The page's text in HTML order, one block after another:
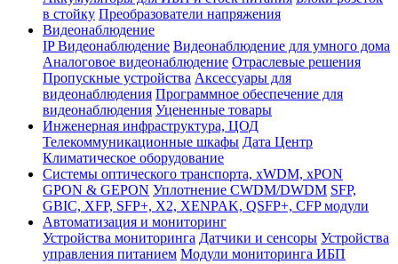
в стойку Преобразователи напряжения
Видеонаблюдение
IP Видеонаблюдение Видеонаблюдение для умного дома
Аналоговое видеонаблюдение Отраслевые решения
Пропускные устройства Аксессуары для
видеонаблюдения Программное обеспечение для
видеонаблюдения Уцененные товары
Инженерная инфраструктура, ЦОД
Телекоммуникационные шкафы Дата Центр
Климатичeское оборудование
Системы оптического транспорта, xWDM, xPON
GPON & GEPON Уплотнение CWDM/DWDM SFP,
GBIC, XFP, SFP+, X2, XENPAK, QSFP+, CFP модули
Автоматизация и мониторинг
Устройства мониторинга Датчики и сенсоры Устройства
управления питанием Модули мониторинга ИБП